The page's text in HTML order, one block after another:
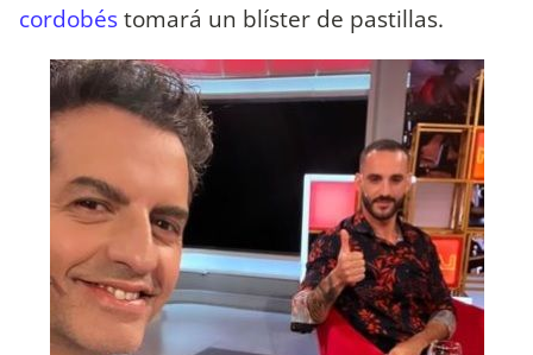
cordobéstomará un blíster de pastillas.